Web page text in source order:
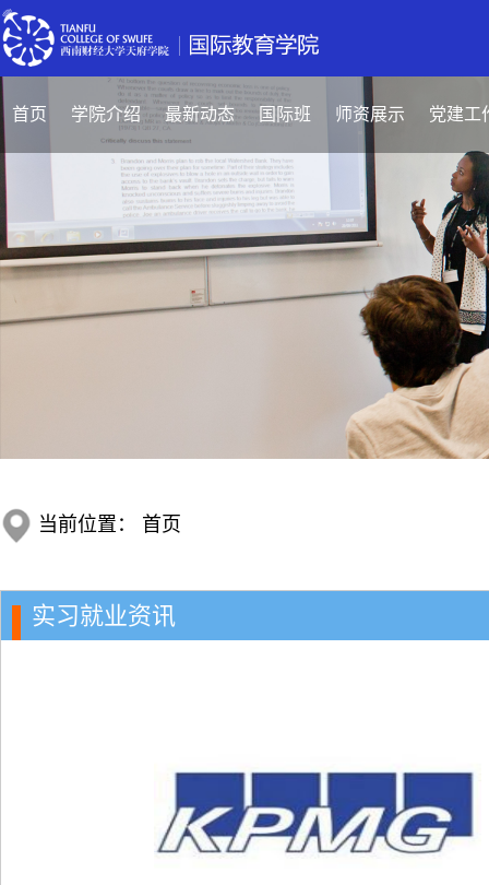
首页 学院介绍 最新动态 国际班 师资展示 党建工
当前位置： 首页
实习就业资讯